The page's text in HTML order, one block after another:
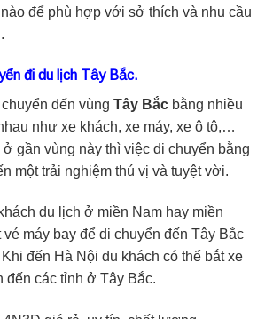
để phù hợp với sở thích và nhu cầu
đi du lịch Tây Bắc.
đến vùng Tây Bắc bằng nhiều
như xe khách, xe máy, xe ô tô,…
gần vùng này thì việc di chuyển bằng
một trải nghiệm thú vị và tuyệt vời.
du lịch ở miền Nam hay miền
vé máy bay để di chuyển đến Tây Bắc
đến Hà Nội du khách có thể bắt xe
đến các tỉnh ở Tây Bắc.